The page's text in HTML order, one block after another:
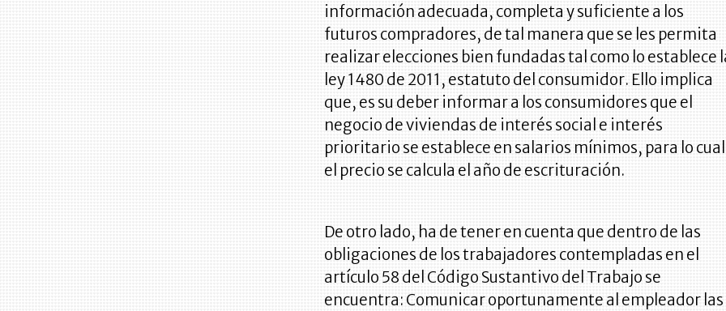
información adecuada, completa y suficiente a los
futuros compradores, de tal manera que se les permita
realizar elecciones bien fundadas tal como lo establece
ley 1480 de 2011, estatuto del consumidor. Ello implica
que, es su deber informar a los consumidores que el
negocio de viviendas de interés social e interés
prioritario se establece en salarios mínimos, para lo
el precio se calcula el año de escrituración.
De otro lado, ha de tener en cuenta que dentro de las
obligaciones de los trabajadores contempladas en el
artículo 58 del Código Sustantivo del Trabajo se
encuentra: Comunicar oportunamente al empleador las